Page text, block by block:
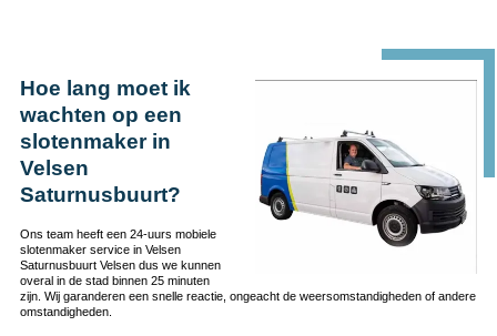
Hoe lang moet ik
wachten op een
slotenmaker in
Velsen
Saturnusbuurt?
Ons team heeft een 24-uurs mobiele
slotenmaker service in Velsen
Saturnusbuurt Velsen dus we kunnen
overal in de stad binnen 25 minuten
zijn. Wij garanderen een snelle reactie, ongeacht de weersomstandigheden of andere
omstandigheden.